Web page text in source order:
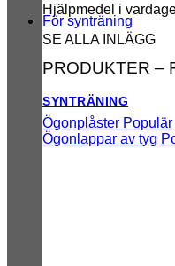
Hjälpmedel i
SE ALLA INLÄGG
För synträning
PRODUKTER –
SYNTRÄNING
Ögonplåster
Ögonlappar av tyg